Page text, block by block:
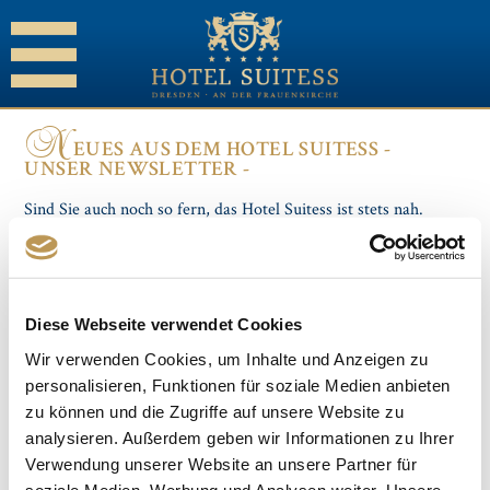
Diese Webseite verwendet Cookies
Wir verwenden Cookies, um Inhalte und Anzeigen zu
personalisieren, Funktionen für soziale Medien anbieten
zu können und die Zugriffe auf unsere Website zu
analysieren. Außerdem geben wir Informationen zu Ihrer
Verwendung unserer Website an unsere Partner für
NEUES AUS DEM HOTEL SUITESS -
UNSER NEWSLETTER -
Sind Sie auch noch so fern, das Hotel Suitess ist stets nah.
Abonnieren Sie einfach unseren regelmäßigen Newsletter, der
Ihnen alle Neuigkeiten rund um das Fünf-Sterne-Superior-
Hotel nach Hause bringt. Lesen Sie jahreszeitlich abgestimmte
Lieblingshotel in Elbflorenz.
NEWSLETTER ABONNIEREN
E-
Adresse
Wir möchten Sie gern auf unsere